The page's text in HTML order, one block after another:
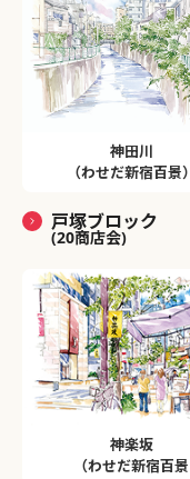
神田川
（わせだ新宿百景）
戸塚ブロック
(20商店会)
神楽坂
（わせだ新宿百景